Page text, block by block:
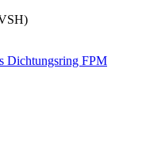
Dichtungsring FPM